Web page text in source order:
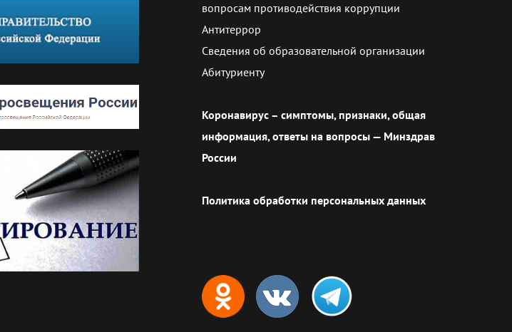
вопросам противодействия коррупции
Антитеррор
Сведения об образовательной организации
Абитуриенту
Коронавирус – симптомы, признаки, общая
информация, ответы на вопросы — Минздрав
России
Политика обработки персональных данных